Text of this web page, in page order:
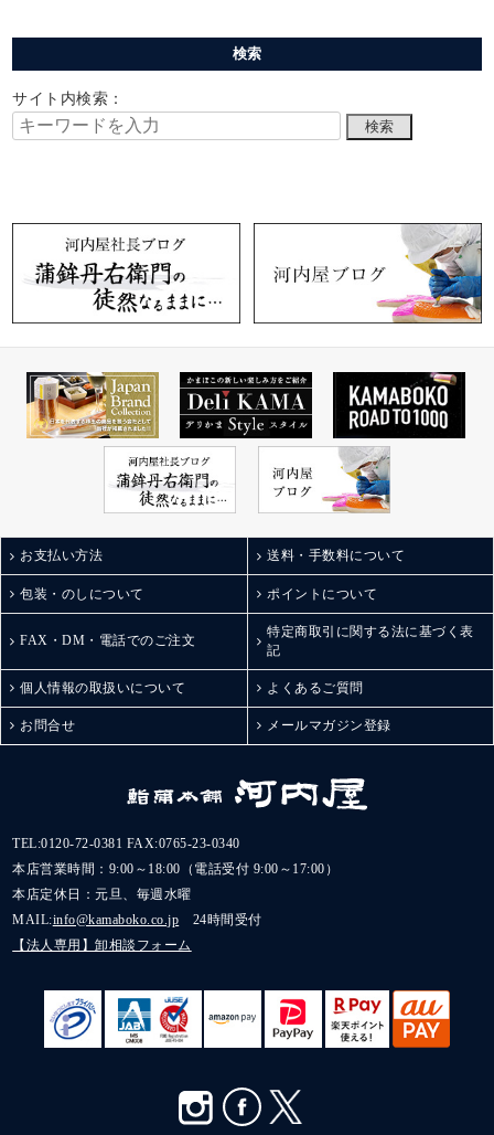
検索
サイト内検索：
お支払い方法 送料・手数料について
包装・のしについて ポイントについて
FAX・DM・電話でのご注文
特定商取引に関する法に基づく表
記
個人情報の取扱いについて よくあるご質問
お問合せ メールマガジン登録
TEL:0120-72-0381
FAX:0765-23-0340
本店営業時間：9:00～18:00（電話受付 9:00～17:00）
本店定休日：元旦、毎週水曜
MAIL:info@kamaboko.co.jp 24時間受付
【法人専用】卸相談フォーム